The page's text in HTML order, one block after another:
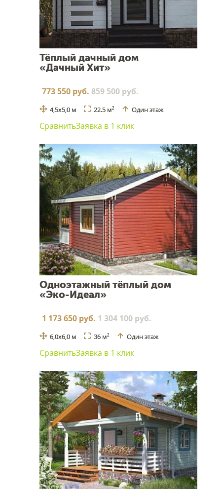
Тёплый дачный дом
«Дачный Хит»
773 550 руб. 859 500 руб.
4,5х5,0 м 22.5 м2 Один этаж
СравнитьЗаявка в 1 клик
Одноэтажный тёплый дом
«Эко-Идеал»
1 173 650 руб. 1 304 100 руб.
6,0х6,0 м 36 м2 Один этаж
СравнитьЗаявка в 1 клик